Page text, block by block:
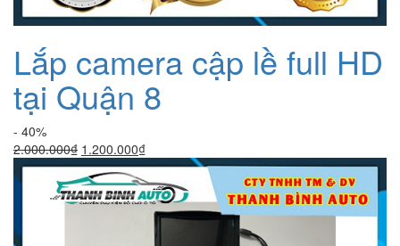
Lắp camera cập lề full HD
tại Quận 8
- 40%
2.000.000₫ Giá
gốc
là:
2.000.000₫.
1.200.000₫Giá
hiện
tại
là:
1.200.000₫.